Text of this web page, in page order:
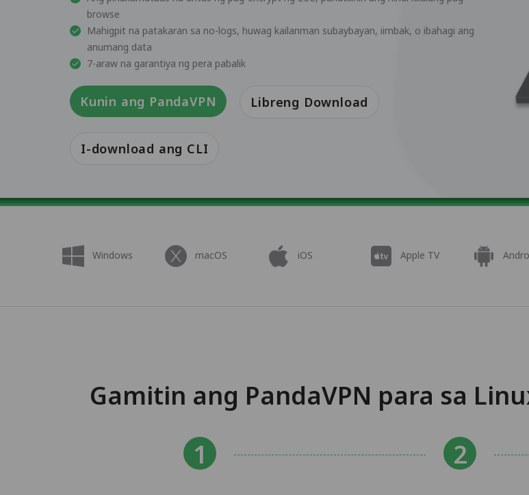
browse
Mahigpit na patakaran sa no-logs, huwag kailanman subaybayan, iimbak, o ibahagi ang
anumang data
7-araw na garantiya ng pera pabalik
Kunin ang PandaVPN Libreng Download
I-download ang CLI
Windows macOS iOS Apple TV
Gamitin ang PandaVPN para sa